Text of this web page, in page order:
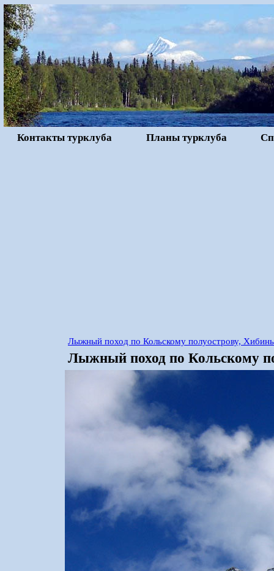
Контакты турклуба Планы турклуба
Лыжный поход по Кольскому полуострову,
Лыжный поход по Кольскому